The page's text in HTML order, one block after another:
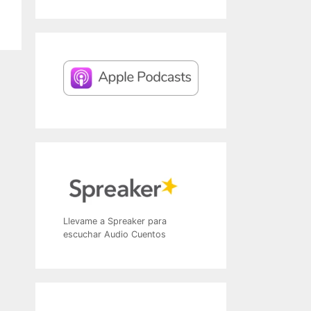
Llevame a Spreaker para
escuchar Audio Cuentos